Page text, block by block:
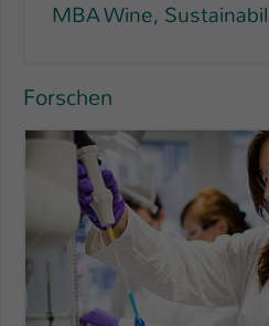
MBA Wine,
Forschen